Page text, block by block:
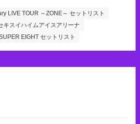
LIVE TOUR ～ZONE～ セットリスト
キスイハイムアイスアリーナ
EIGHT セットリスト